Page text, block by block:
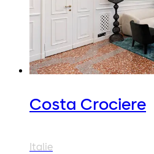
Costa Crociere
Italie